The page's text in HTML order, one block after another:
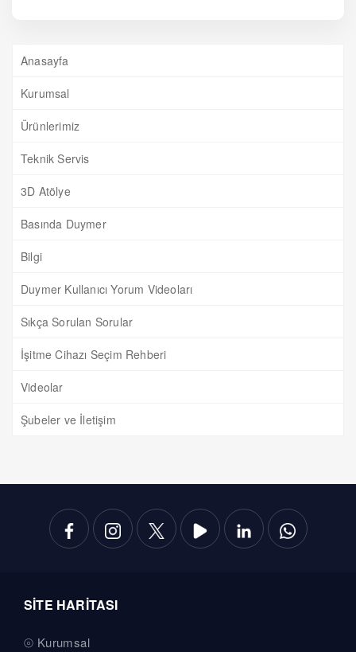
Anasayfa
Kurumsal
Ürünlerimiz
Teknik Servis
3D Atölye
Basında Duymer
Bilgi
Duymer Kullanıcı Yorum Videoları
Sıkça Sorulan Sorular
İşitme Cihazı Seçim Rehberi
Videolar
Şubeler ve İletişim
SİTE HARİTASI
Kurumsal